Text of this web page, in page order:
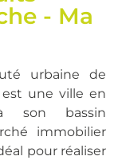
- Ma
urbaine de
est une ville en
son bassin
immobilier
pour réaliser